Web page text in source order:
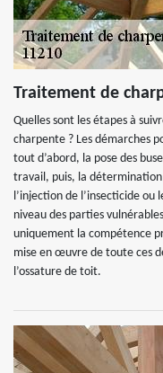
Traitement de
Quelles sont les étapes à
charpente ? Les démarches
tout d’abord, la pose des
travail, puis, la
l’injection de l’insecticide
niveau des parties
uniquement la compétence
mise en œuvre de toute ces
l’ossature de toit.